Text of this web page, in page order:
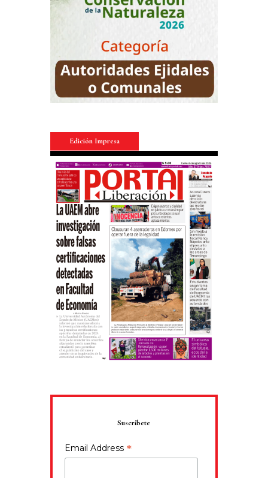
Edición Impresa
Suscríbete
Email Address *